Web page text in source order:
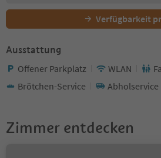
Verfügbarkeit
Ausstattung
Offener Parkplatz WLAN
Brötchen-Service
Abholservice
Zimmer entdecken